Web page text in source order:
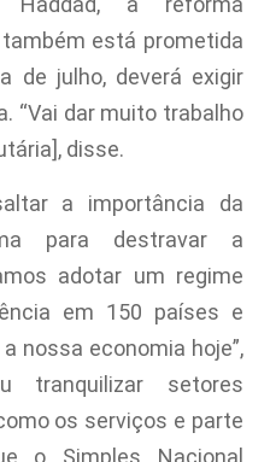
está prometida
de julho, deverá exigir
“Vai dar muito trabalho
disse.
a importância da
para destravar a
adotar um regime
em 150 países e
nossa economia hoje”,
tranquilizar setores
os serviços e parte
o Simples Nacional